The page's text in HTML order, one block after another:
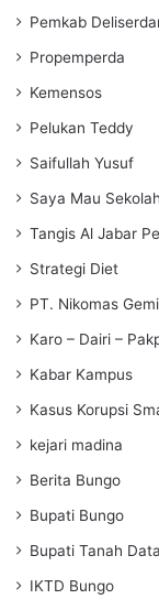
Pemkab
Propemperda
Kemensos
Pelukan Teddy
Saifullah Yusuf
Saya Mau Sekolah
Tangis Al Jabar
Strategi Diet
PT. Nikomas
Karo – Dairi –
Kabar Kampus
Kasus Korupsi
kejari madina
Berita Bungo
Bupati Bungo
Bupati Tanah
IKTD Bungo